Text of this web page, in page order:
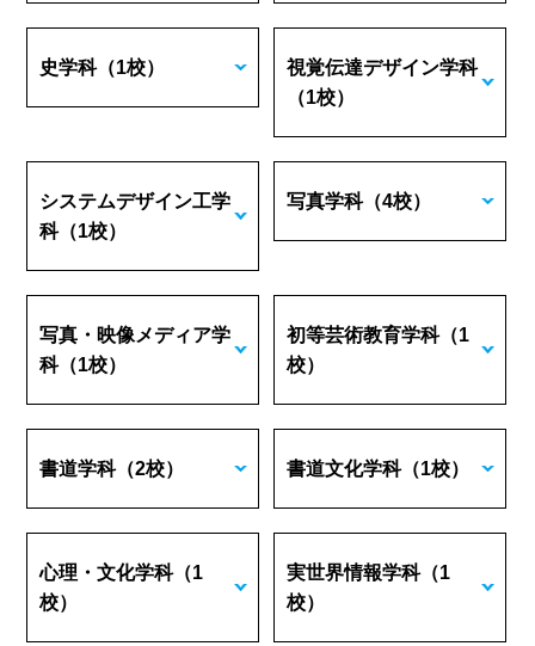
史学科（1校）
視覚伝達デザイン学科
（1校）
システムデザイン工学
科（1校）
写真学科（4校）
写真・映像メディア学
科（1校）
初等芸術教育学科（1
校）
書道学科（2校） 書道文化学科（1校）
心理・文化学科（1
校）
実世界情報学科（1
校）